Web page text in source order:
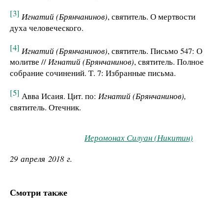
[3] Игнатий (Брянчанинов), святитель. О мертвости
духа человеческого.
[4] Игнатий (Брянчанинов), святитель. Письмо 547: О
молитве //Игнатий (Брянчанинов), святитель. Полное
собрание сочинений. Т. 7: Избранные письма.
[5] Авва Исаия. Цит. по: Игнатий (Брянчанинов),
святитель. Отечник.
Иеромонах Силуан (Никитин)
29 апреля 2018 г.
Смотри также